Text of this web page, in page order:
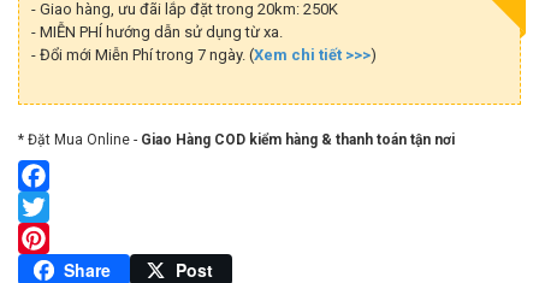
- Giao hàng, ưu đãi lắp đặt trong 20km: 250K
- MIỄN PHÍ hướng dẫn sử dụng từ xa.
- Đổi mới Miễn Phí trong 7 ngày. (Xem chi tiết >>>)
* Đặt Mua Online - Giao Hàng COD kiểm hàng & thanh toán tận nơi
Facebook
Twitter
Pinterest
Share Post